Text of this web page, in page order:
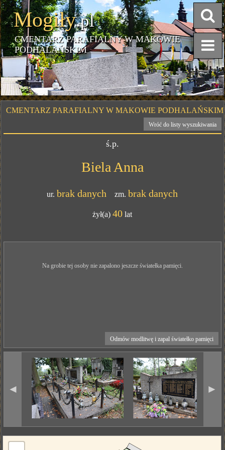
Mogiły.pl
CMENTARZ PARAFIALNY W MAKOWIE
PODHALAŃSKIM
CMENTARZ PARAFIALNY W MAKOWIE PODHALAŃSKIM
Wróć do listy wyszukiwania
ś.p.
Biela Anna
ur. brak danych zm. brak danych
żył(a)40 lat
Na grobie tej osoby nie zapalono jeszcze światełka pamięci.
Odmów modlitwę i zapal światełko pamięci
◄ ►